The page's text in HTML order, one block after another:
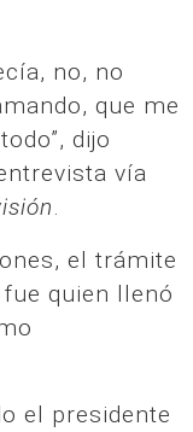
no, no
que me
dijo
vía
.
el trámite
quien llenó
el presidente